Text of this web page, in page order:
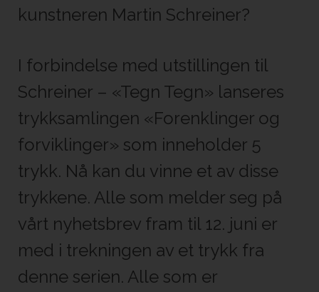
kunstneren Martin Schreiner?
I forbindelse med utstillingen til
Schreiner – «Tegn Tegn» lanseres
trykksamlingen «Forenklinger og
forviklinger» som inneholder 5
trykk. Nå kan du vinne et av disse
trykkene. Alle som melder seg på
vårt nyhetsbrev fram til 12. juni er
med i trekningen av et trykk fra
denne serien. Alle som er